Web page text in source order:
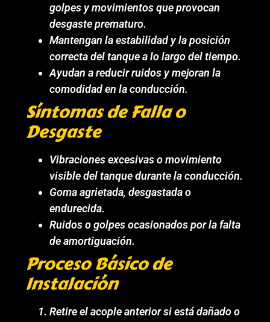
golpes y movimientos que provocan
desgaste prematuro.
Mantengan la estabilidad y la posición
correcta del tanque a lo largo del tiempo.
Ayudan a reducir ruidos y mejoran la
comodidad en la conducción.
Síntomas de Falla o
Desgaste
Vibraciones excesivas o movimiento
visible del tanque durante la conducción.
Goma agrietada, desgastada o
endurecida.
Ruidos o golpes ocasionados por la falta
de amortiguación.
Proceso Básico de
Instalación
Retire el acople anterior si está dañado o